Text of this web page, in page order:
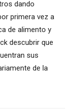
dando
primera vez a
de alimento y
descubrir que
sus
de la